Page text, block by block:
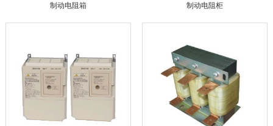
制动电阻箱 制动电阻柜